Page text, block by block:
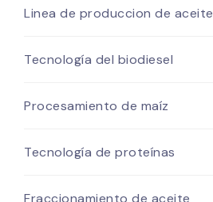
Linea de produccion de aceite
Tecnología del biodiesel
Procesamiento de maíz
Tecnología de proteínas